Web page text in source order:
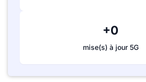
+0
mise(s) à jour 5G